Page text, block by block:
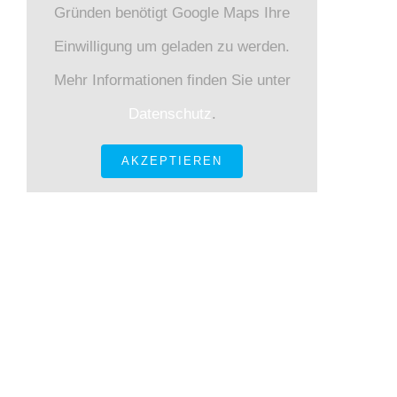
Gründen benötigt Google Maps Ihre
Einwilligung um geladen zu werden.
Mehr Informationen finden Sie unter
Datenschutz.
AKZEPTIEREN